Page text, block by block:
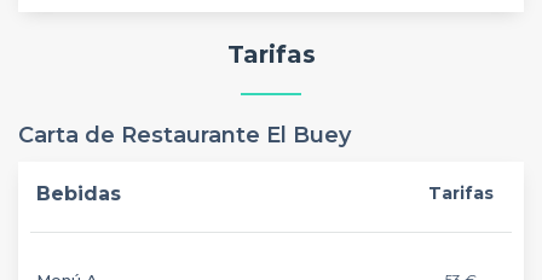
Tarifas
Carta de Restaurante El Buey
Bebidas Tarifas